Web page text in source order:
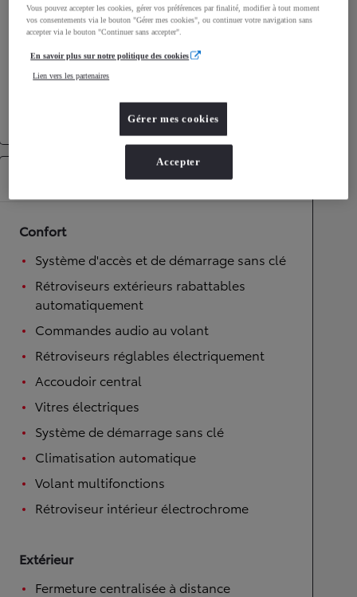
Vitesse maximale 170km/h
Accélération 0-100km/h
11,2secondes
Transmission
4 roues motrices
Boîte automatique
Confort
Système d'accès et de démarrage sans clé
Rétroviseurs extérieurs rabattables
automatiquement
Commandes audio au volant
Rétroviseurs réglables électriquement
Accoudoir central
Vitres électriques
Système de démarrage sans clé
Climatisation automatique
Volant multifonctions
Rétroviseur intérieur électrochrome
Extérieur
Fermeture centralisée à distance
Vous pouvez accepter les cookies, gérer vos préférences par finalité, modifier à tout moment
vos consentements via le bouton "Gérer mes cookies", ou continuer votre navigation sans
accepter via le bouton "Continuer sans accepter".
En savoir plus sur notre politique des cookies
Lien vers les partenaires
Gérer mes cookies
Accepter